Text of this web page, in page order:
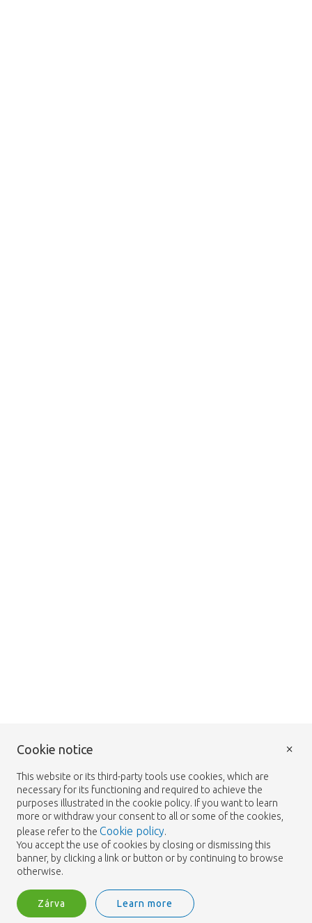
Cookie notice
This website or its third-party tools use cookies, which are
necessary for its functioning and required to achieve the
purposes illustrated in the cookie policy. If you want to learn
more or withdraw your consent to all or some of the cookies,
please refer to the Cookie policy.
You accept the use of cookies by closing or dismissing this
banner, by clicking a link or button or by continuing to browse
otherwise.
Zárva Learn more
×